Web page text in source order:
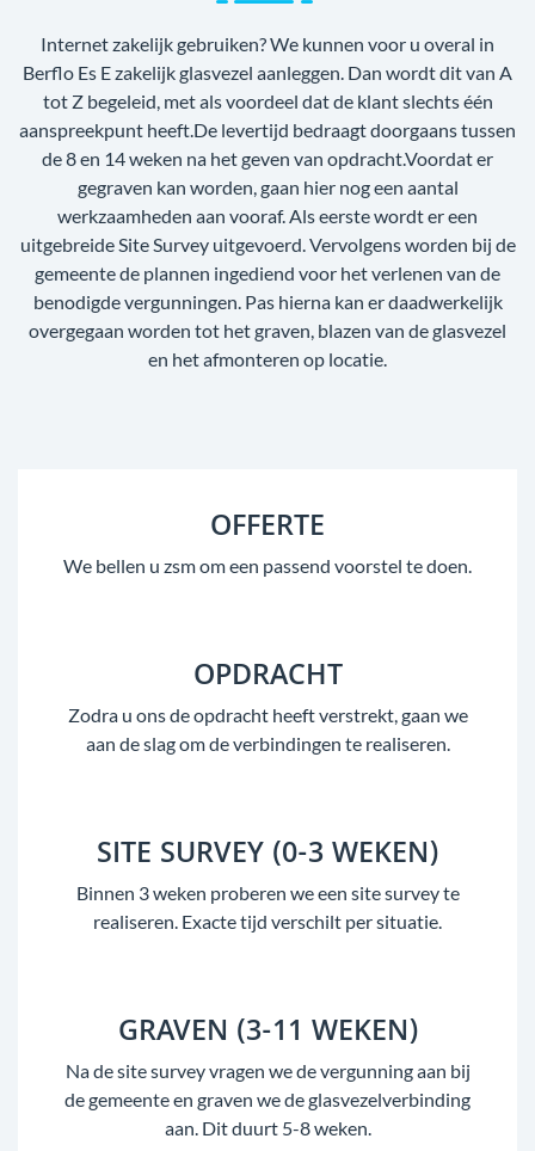
Internet zakelijk gebruiken? We kunnen voor u overal in
Berflo Es E zakelijk glasvezel aanleggen. Dan wordt dit van A
tot Z begeleid, met als voordeel dat de klant slechts één
aanspreekpunt heeft.De levertijd bedraagt doorgaans tussen
de 8 en 14 weken na het geven van opdracht.Voordat er
gegraven kan worden, gaan hier nog een aantal
werkzaamheden aan vooraf. Als eerste wordt er een
uitgebreide Site Survey uitgevoerd. Vervolgens worden bij de
gemeente de plannen ingediend voor het verlenen van de
benodigde vergunningen. Pas hierna kan er daadwerkelijk
overgegaan worden tot het graven, blazen van de glasvezel
en het afmonteren op locatie.
OFFERTE
We bellen u zsm om een passend voorstel te doen.
OPDRACHT
Zodra u ons de opdracht heeft verstrekt, gaan we
aan de slag om de verbindingen te realiseren.
SITE SURVEY (0-3 WEKEN)
Binnen 3 weken proberen we een site survey te
realiseren. Exacte tijd verschilt per situatie.
GRAVEN (3-11 WEKEN)
Na de site survey vragen we de vergunning aan bij
de gemeente en graven we de glasvezelverbinding
aan. Dit duurt 5-8 weken.